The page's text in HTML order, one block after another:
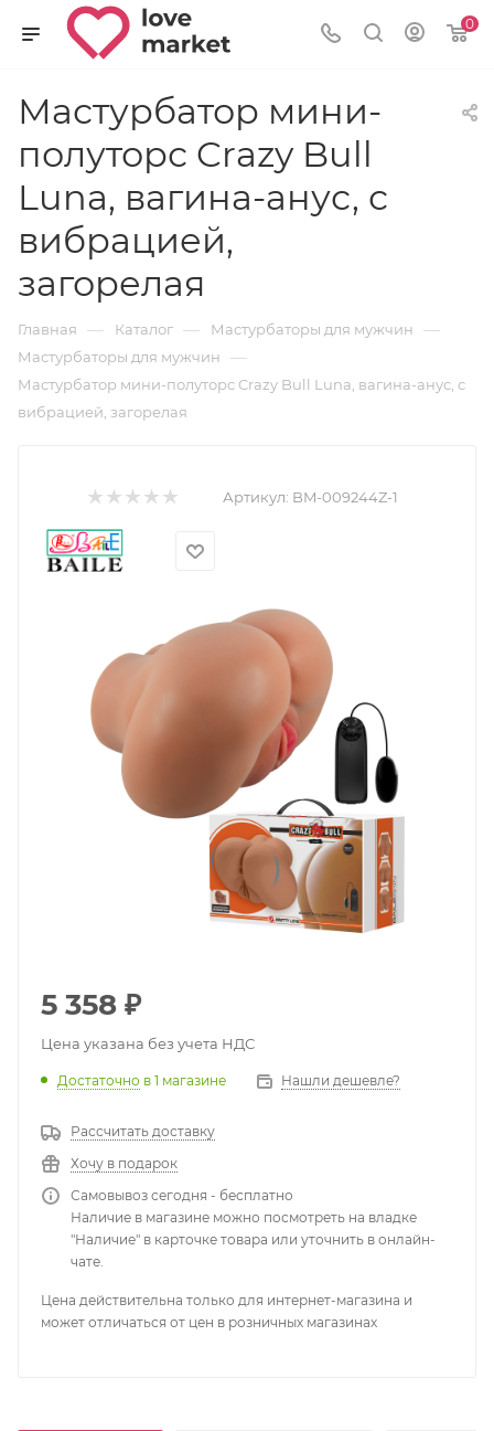
0
Мастурбатор мини-
полуторс Crazy Bull
Luna, вагина-анус, с
вибрацией,
загорелая
Главная — Каталог — Мастурбаторы для мужчин —
Мастурбаторы для мужчин —
Мастурбатор мини-полуторс Crazy Bull Luna, вагина-анус, с
вибрацией, загорелая
Артикул: BM-009244Z-1
5 358 ₽
Цена указана без учета НДС
Достаточно в 1 магазине Нашли дешевле?
Рассчитать доставку
Хочу в подарок
Самовывоз сегодня - бесплатно
Наличие в магазине можно посмотреть на владке
"Наличие" в карточке товара или уточнить в онлайн-
чате.
Цена действительна только для интернет-магазина и
может отличаться от цен в розничных магазинах